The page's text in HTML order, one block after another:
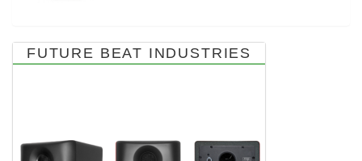
FUTURE BEAT INDUSTRIES